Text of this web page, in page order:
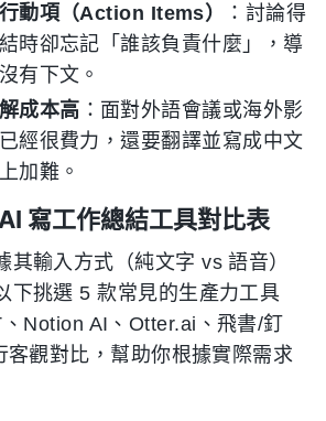
動項（Action Items）
：討論得
時卻忘記「誰該負責什麼」，導
有下文。
成本高 ：面對外語會議或海外影
經很費力，還要翻譯並寫成中文
加難。
寫工作總結工具對比表
其輸入方式（純文字 vs 語音）
下挑選 5 款常見的生產力工具
、Notion AI、Otter.ai、飛書/釘
客觀對比，幫助你根據實際需求